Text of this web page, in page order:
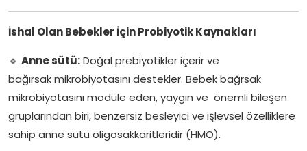
İshal Olan Bebekler İçin Probiyotik Kaynakları
🔹 Anne sütü:Doğal prebiyotikler içerir ve
bağırsak mikrobiyotasını destekler. Bebek bağrsak
mikrobiyotasını modüle eden, yaygın ve önemli bileşen
gruplarından biri, benzersiz besleyici ve işlevsel özelliklere
sahip anne sütü oligosakkaritleridir (HMO).